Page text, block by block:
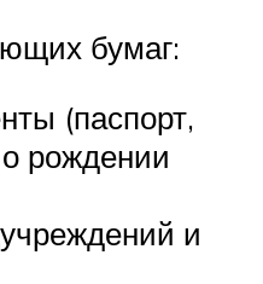
бумаг:
(паспорт,
рождении
и